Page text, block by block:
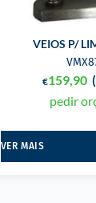
VEIOS P/
€159,90
pedir
VER MAIS